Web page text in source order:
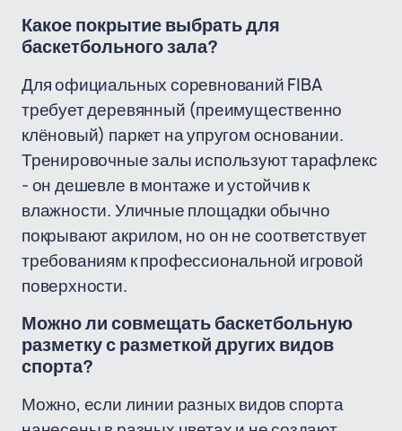
Какое покрытие выбрать для
баскетбольного зала?
Для официальных соревнований FIBA
требует деревянный (преимущественно
клёновый) паркет на упругом основании.
Тренировочные залы используют тарафлекс
- он дешевле в монтаже и устойчив к
влажности. Уличные площадки обычно
покрывают акрилом, но он не соответствует
требованиям к профессиональной игровой
поверхности.
Можно ли совмещать баскетбольную
разметку с разметкой других видов
спорта?
Можно, если линии разных видов спорта